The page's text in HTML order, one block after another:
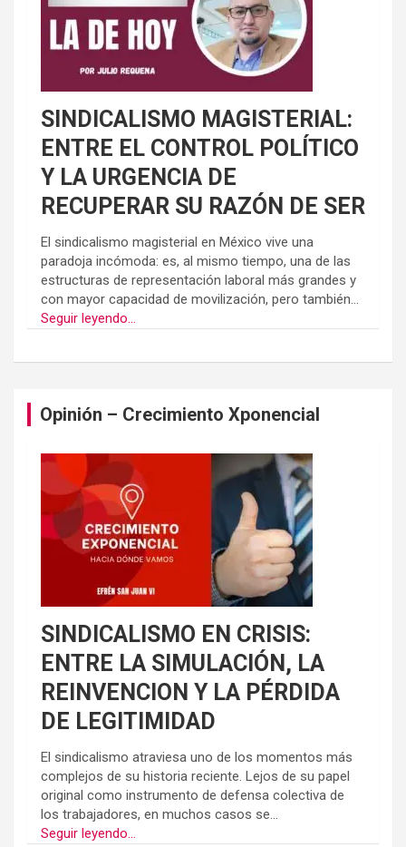
SINDICALISMO MAGISTERIAL:
ENTRE EL CONTROL POLÍTICO
Y LA URGENCIA DE
RECUPERAR SU RAZÓN DE SER
El sindicalismo magisterial en México vive una
paradoja incómoda: es, al mismo tiempo, una de las
estructuras de representación laboral más grandes y
con mayor capacidad de movilización, pero también...
Seguir leyendo...
Opinión – Crecimiento Xponencial
SINDICALISMO EN CRISIS:
ENTRE LA SIMULACIÓN, LA
REINVENCION Y LA PÉRDIDA
DE LEGITIMIDAD
El sindicalismo atraviesa uno de los momentos más
complejos de su historia reciente. Lejos de su papel
original como instrumento de defensa colectiva de
los trabajadores, en muchos casos se...
Seguir leyendo...